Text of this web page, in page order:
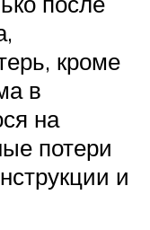
кроме
в
на
потери
и